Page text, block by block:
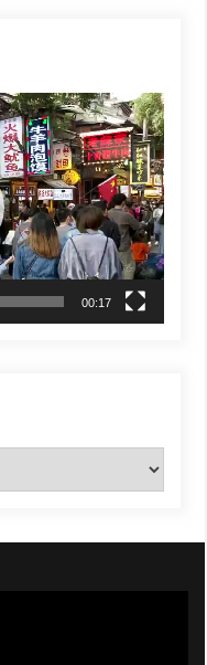
00:17